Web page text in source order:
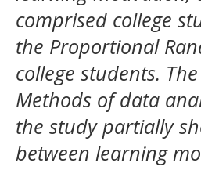
comprised college
the Proportional
college students.
Methods of data
the study partially
between learning